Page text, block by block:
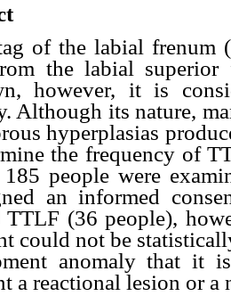
of the labial frenum
the labial
however, it is
Although its nature,
hyperplasias
the frequency of
185 people were
an informed
TTLF (36 people),
could not be
anomaly that it
a reactional lesion or a